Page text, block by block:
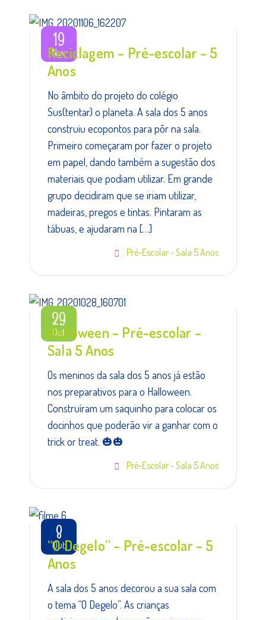
19
Nov
Reciclagem – Pré-escolar – 5
Anos
No âmbito do projeto do colégio
Sus(tentar) o planeta. A sala dos 5 anos
construiu ecopontos para pôr na sala.
Primeiro começaram por fazer o projeto
em papel, dando também a sugestão dos
materiais que podiam utilizar. Em grande
grupo decidiram que se iriam utilizar,
madeiras, pregos e tintas. Pintaram as
tábuas, e ajudaram na […]
Pré-Escolar - Sala 5 Anos
29
Out
Halloween – Pré-escolar –
Sala 5 Anos
Os meninos da sala dos 5 anos já estão
nos preparativos para o Halloween.
Construíram um saquinho para colocar os
docinhos que poderão vir a ganhar com o
trick or treat. 🎃🎃
Pré-Escolar - Sala 5 Anos
8
Out
“O Degelo” – Pré-escolar – 5
Anos
A sala dos 5 anos decorou a sua sala com
o tema “O Degelo”. As crianças